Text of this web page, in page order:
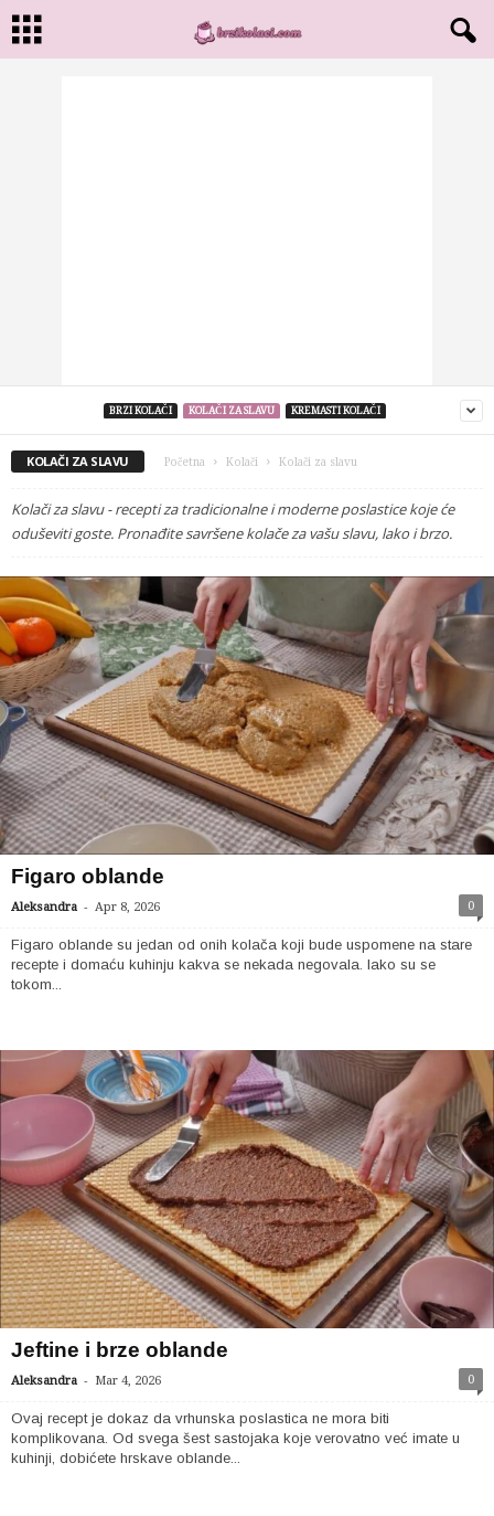
BRZI KOLAČI KOLAČI ZA SLAVU KREMASTI KOLAČI
KOLAČI ZA SLAVU Početna Kolači Kolači za slavu
Kolači za slavu - recepti za tradicionalne i moderne poslastice koje će
oduševiti goste. Pronađite savršene kolače za vašu slavu, lako i brzo.
Figaro oblande
Aleksandra - Apr 8, 2026 0
Figaro oblande su jedan od onih kolača koji bude uspomene na stare
recepte i domaću kuhinju kakva se nekada negovala. Iako su se
tokom...
Jeftine i brze oblande
Aleksandra - Mar 4, 2026 0
Ovaj recept je dokaz da vrhunska poslastica ne mora biti
komplikovana. Od svega šest sastojaka koje verovatno već imate u
kuhinji, dobićete hrskave oblande...